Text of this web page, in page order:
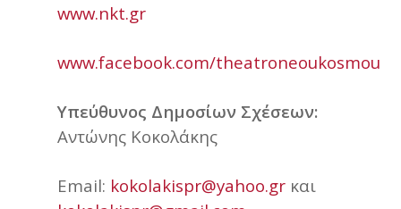
www.nkt.gr
www.facebook.com/theatroneoukosmou
Υπεύθυνος Δημοσίων Σχέσεων:
Αντώνης Κοκολάκης
Εmail: kokolakispr@yahoo.gr και